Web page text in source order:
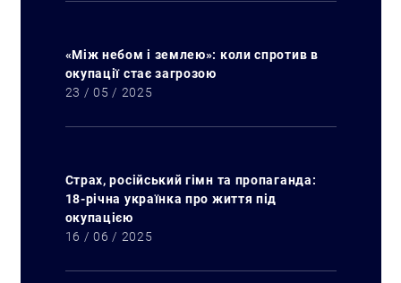
«Між небом і землею»: коли спротив в
окупації стає загрозою
23 / 05 / 2025
Страх, російський гімн та пропаганда:
18-річна українка про життя під
окупацією
16 / 06 / 2025